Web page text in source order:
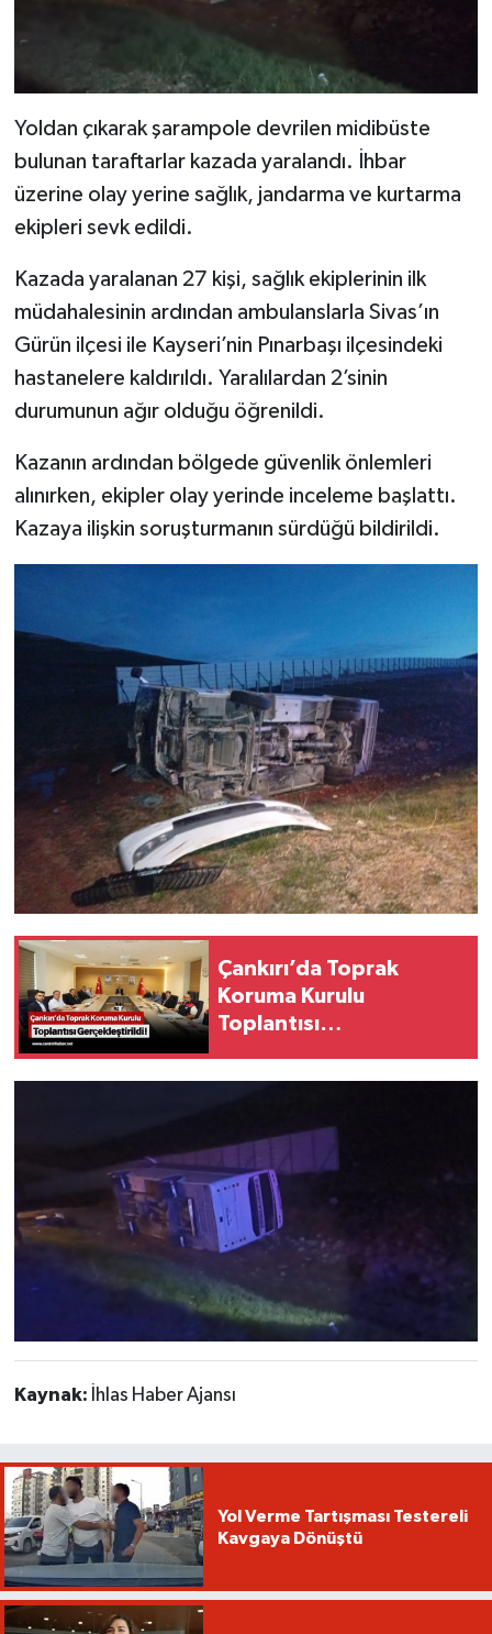
Yoldan çıkarak şarampole devrilen midibüste
bulunan taraftarlar kazada yaralandı. İhbar
üzerine olay yerine sağlık, jandarma ve kurtarma
ekipleri sevk edildi.
Kazada yaralanan 27 kişi, sağlık ekiplerinin ilk
müdahalesinin ardından ambulanslarla Sivas’ın
Gürün ilçesi ile Kayseri’nin Pınarbaşı ilçesindeki
hastanelere kaldırıldı. Yaralılardan 2’sinin
durumunun ağır olduğu öğrenildi.
Kazanın ardından bölgede güvenlik önlemleri
alınırken, ekipler olay yerinde inceleme başlattı.
Kazaya ilişkin soruşturmanın sürdüğü bildirildi.
Çankırı’da Toprak
Koruma Kurulu
Toplantısı
Kaynak: İhlas Haber Ajansı
Yol Verme Tartışması Testereli
Kavgaya Dönüştü